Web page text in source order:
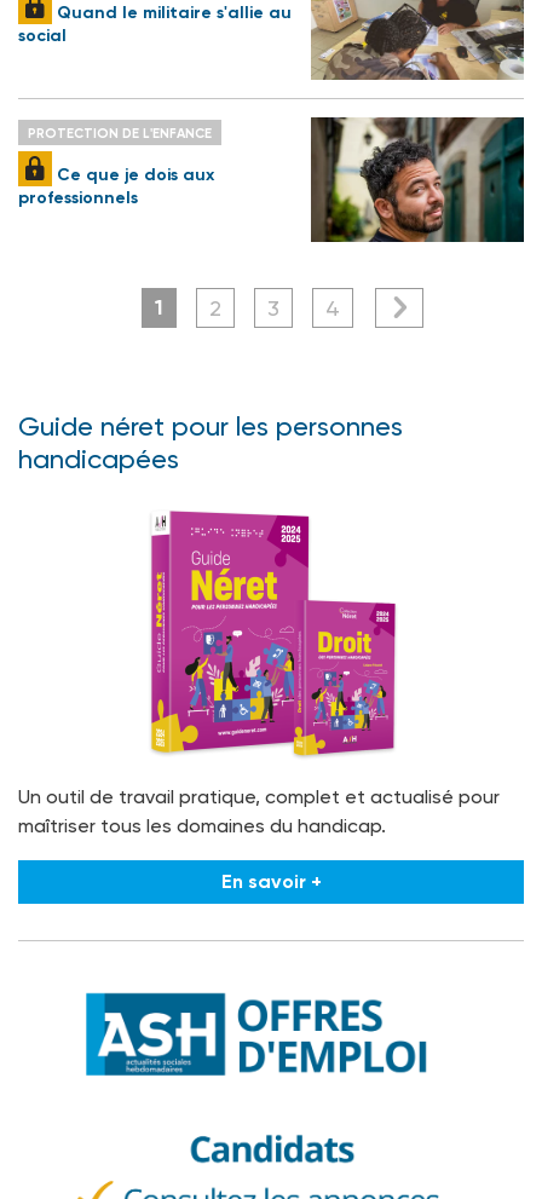
Quand le militaire s'allie au
social
PROTECTION DE L'ENFANCE
Ce que je dois aux
professionnels
1 2 3 4
Guide néret pour les personnes
handicapées
Un outil de travail pratique, complet et actualisé pour
maîtriser tous les domaines du handicap.
En savoir +